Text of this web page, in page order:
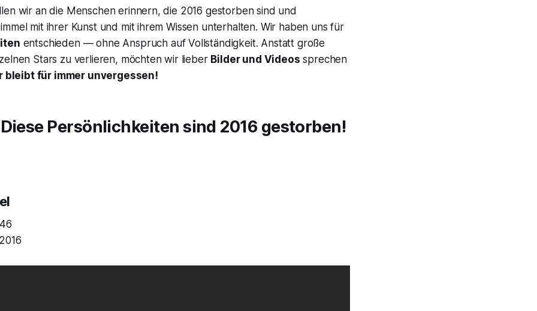
wir an die Menschen erinnern, die 2016 gestorben sind und
mit ihrer Kunst und mit ihrem Wissen unterhalten. Wir haben uns für
entschieden — ohne Anspruch auf Vollständigkeit. Anstatt große
Stars zu verlieren, möchten wir lieber Bilder und Videos sprechen
bleibt für immer unvergessen!
Persönlichkeiten sind 2016 gestorben!